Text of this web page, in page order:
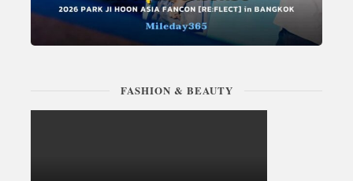
FASHION & BEAUTY